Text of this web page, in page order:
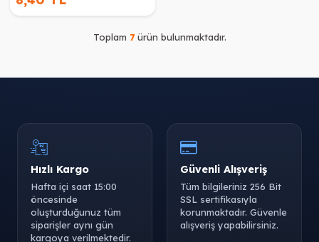
Toplam 7ürün bulunmaktadır.
Hızlı Kargo
Hafta içi saat 15:00
öncesinde
oluşturduğunuz tüm
siparişler aynı gün
kargoya verilmektedir.
Güvenli Alışveriş
Tüm bilgileriniz 256 Bit
SSL sertifikasıyla
korunmaktadır. Güvenle
alışveriş yapabilirsiniz.